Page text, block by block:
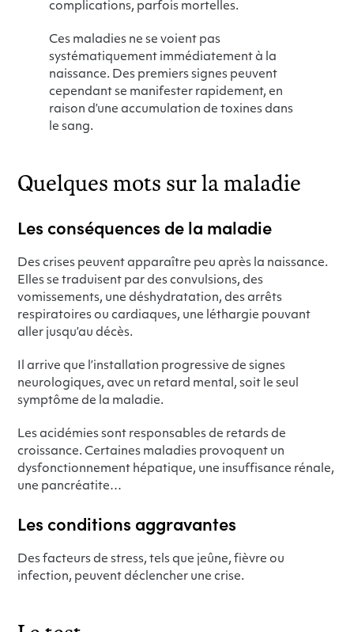
complications, parfois mortelles.
Ces maladies ne se voient pas
systématiquement immédiatement à la
naissance. Des premiers signes peuvent
cependant se manifester rapidement, en
raison d’une accumulation de toxines dans
le sang.
Quelques mots sur la maladie
Les conséquences de la maladie
Des crises peuvent apparaître peu après la naissance.
Elles se traduisent par des convulsions, des
vomissements, une déshydratation, des arrêts
respiratoires ou cardiaques, une léthargie pouvant
aller jusqu’au décès.
Il arrive que l’installation progressive de signes
neurologiques, avec un retard mental, soit le seul
symptôme de la maladie.
Les acidémies sont responsables de retards de
croissance. Certaines maladies provoquent un
dysfonctionnement hépatique, une insuffisance rénale,
une pancréatite…
Les conditions aggravantes
Des facteurs de stress, tels que jeûne, fièvre ou
infection, peuvent déclencher une crise.